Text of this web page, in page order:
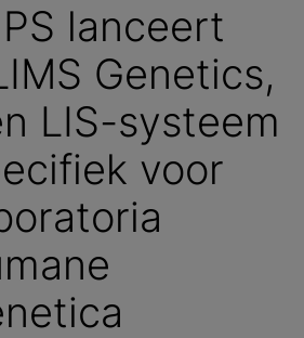
lanceert
Genetics,
LIS-systeem
voor